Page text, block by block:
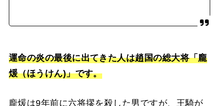
運命の炎の最後に出てきた人は趙国の総大将「龐
煖（ほうけん)」です。
龐煖は9年前に六将摎を殺した男ですが、王騎が